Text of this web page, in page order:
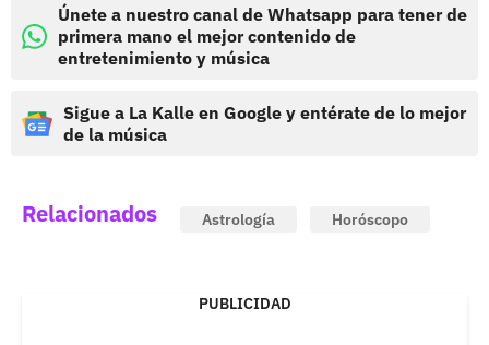
Únete a nuestro canal de Whatsapp para tener de
primera mano el mejor contenido de
entretenimiento y música
Sigue a La Kalle en Google y entérate de lo mejor
de la música
Relacionados Astrología Horóscopo
PUBLICIDAD